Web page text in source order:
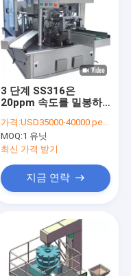
3 단계 SS316은
20ppm 속도를 밀봉하
로를 미리 만들었습니다
가격:USD35000-40000 per set
MOQ:1 유닛
최신 가격 받기
지금 연락